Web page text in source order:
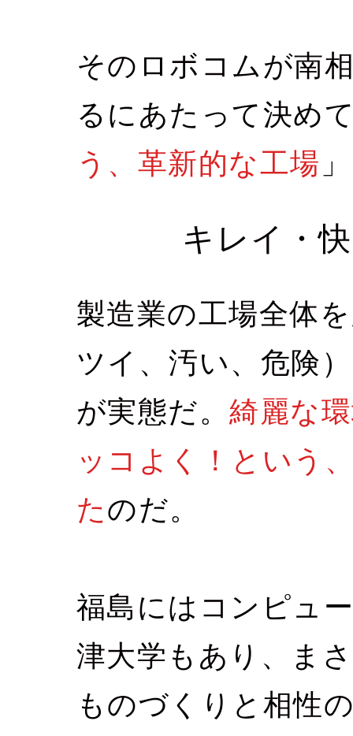
そのロボコムが南
るにあたって決め
う、革新的な工場
キレイ・
製造業の工場全体
ツイ、汚い、危険
が実態だ。 綺麗な
ッコよく！という
たのだ。
福島にはコンピュ
津大学もあり、ま
ものづくりと相性